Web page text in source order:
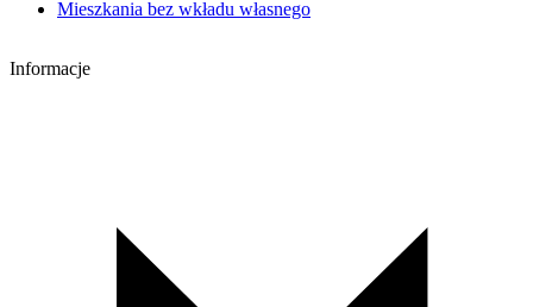
Mieszkania bez wkładu własnego
Informacje